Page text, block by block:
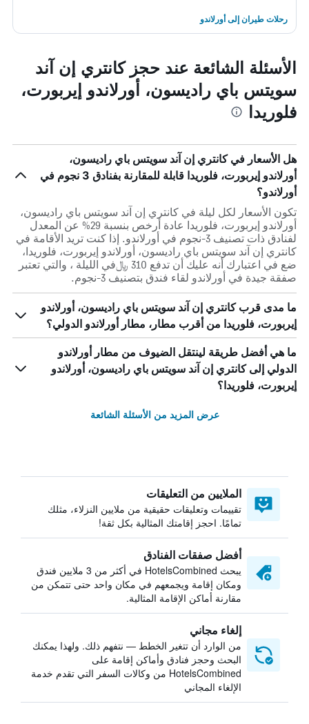
رحلات طيران إلى أورلاندو
الأسئلة الشائعة عند حجز كانتري إن آند
سويتس باي راديسون، أورلاندو إيربورت،
فلوريدا
هل الأسعار في كانتري إن آند سويتس باي راديسون،
أورلاندو إيربورت، فلوريدا قابلة للمقارنة بفنادق 3 نجوم في
أورلاندو؟
تكون الأسعار لكل ليلة في كانتري إن آند سويتس باي راديسون،
أورلاندو إيربورت، فلوريدا عادة أرخص بنسبة 29% عن المعدل
لفنادق ذات تصنيف 3-نجوم في أورلاندو. إذا كنت تريد الأقامة في
كانتري إن آند سويتس باي راديسون، أورلاندو إيربورت، فلوريدا،
ضع في اعتبارك أنه عليك أن تدفع 310 ﷼في الليلة ، والتي تعتبر
صفقة جيدة في أورلاندو لقاء فندق بتصنيف 3-نجوم.
ما مدى قرب كانتري إن آند سويتس باي راديسون، أورلاندو
إيربورت، فلوريدا من أقرب مطار، مطار أورلاندو الدولي؟
ما هي أفضل طريقة لينتقل الضيوف من مطار أورلاندو
الدولي إلى كانتري إن آند سويتس باي راديسون، أورلاندو
إيربورت، فلوريدا؟
عرض المزيد من الأسئلة الشائعة
الملايين من التعليقات
تقييمات وتعليقات حقيقية من ملايين النزلاء، مثلك
تمامًا. احجز إقامتك المثالية بكل ثقة!
أفضل صفقات الفنادق
يبحث HotelsCombined في أكثر من 3 ملايين فندق
ومكان إقامة ويجمعهم في مكان واحد حتى تتمكن من
مقارنة أماكن الإقامة المثالية.
إلغاء مجاني
من الوارد أن تتغير الخطط — نتفهم ذلك. ولهذا يمكنك
البحث وحجز فنادق وأماكن إقامة على
HotelsCombined من وكالات السفر التي تقدم خدمة
الإلغاء المجاني